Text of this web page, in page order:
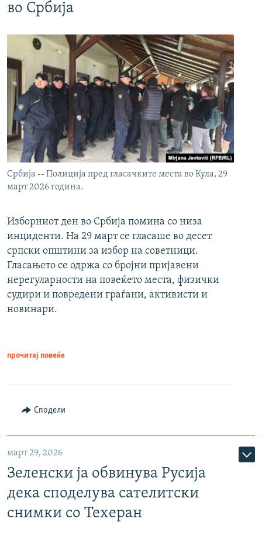
во Србија
Србија -- Полиција пред гласачките места во Кула, 29
март 2026 година.
Изборниот ден во Србија помина со низа
инциденти. На 29 март се гласаше во десет
српски општини за избор на советници.
Гласањето се одржа со бројни пријавени
нерегуларности на повеќето места, физички
судири и повредени граѓани, активисти и
новинари.
прочитај повеќе
Сподели
март 29, 2026
Зеленски ја обвинува Русија
дека споделува сателитски
снимки со Техеран